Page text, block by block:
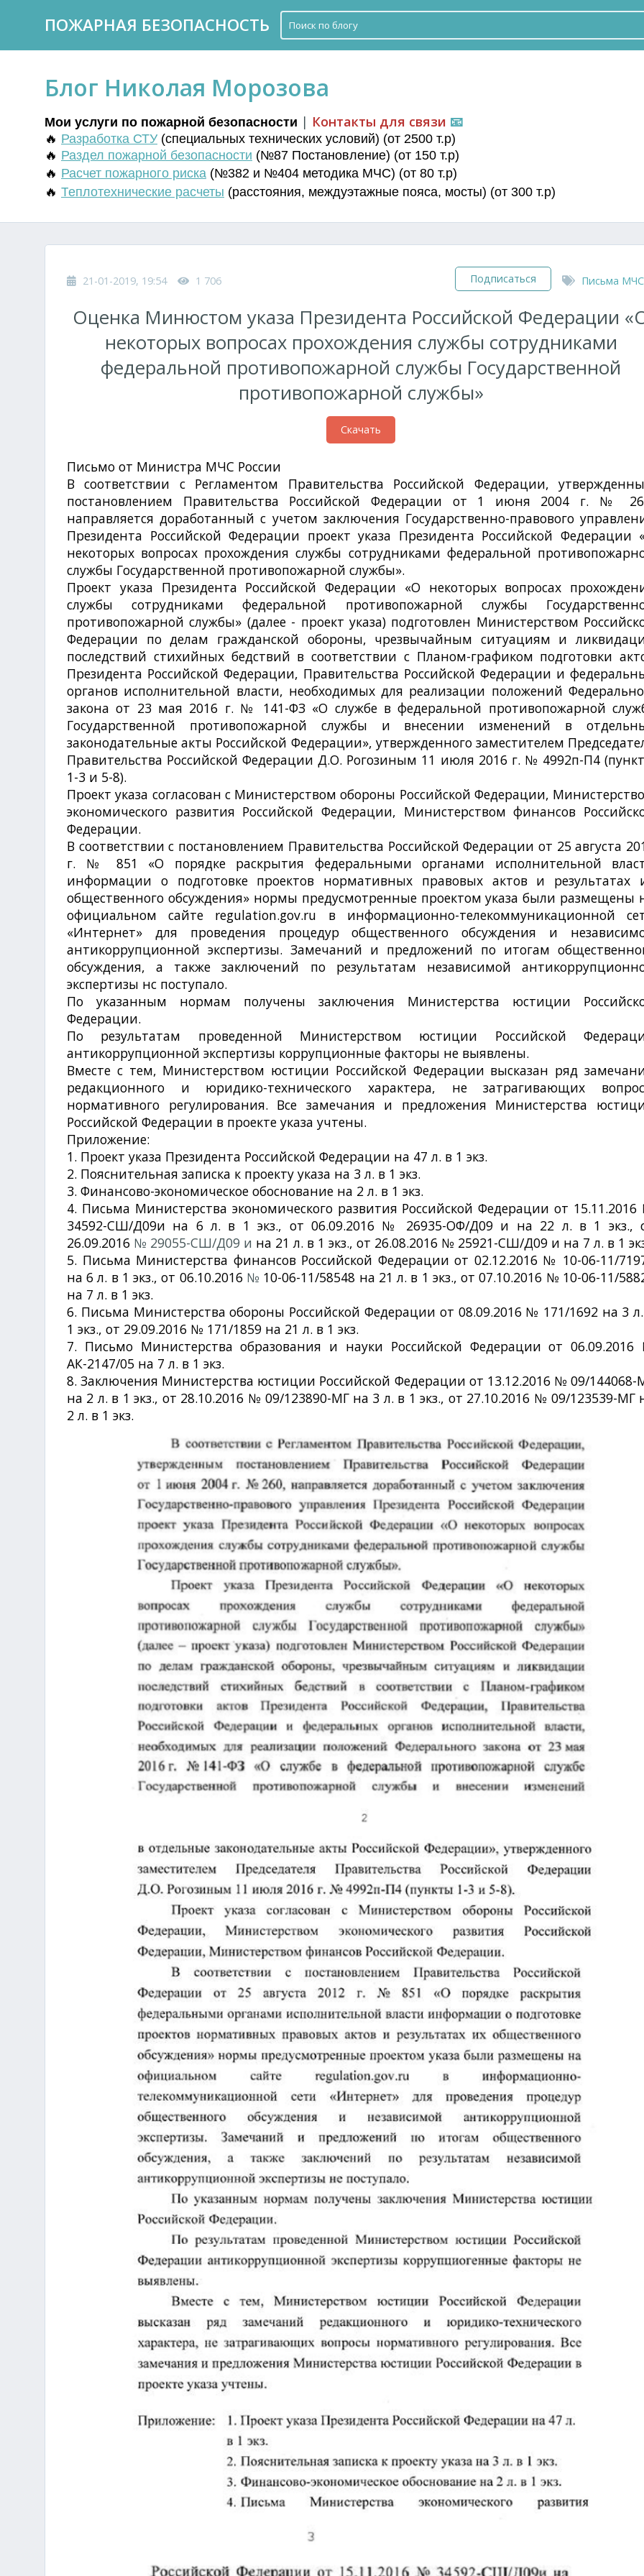
ПОЖАРНАЯ БЕЗОПАСНОСТЬ
Блог Николая Морозова
Мои услуги по пожарной безопасности | Контакты для связи 📧
🔥 Разработка СТУ (специальных технических условий) (от 2500 т.р)
🔥 Раздел пожарной безопасности (№87 Постановление) (от 150 т.р)
🔥 Расчет пожарного риска (№382 и №404 методика МЧС) (от 80 т.р)
🔥 Теплотехнические расчеты (расстояния, междуэтажные пояса, мосты) (от 300 т.р)
21-01-2019, 19:54 1 706 Подписаться Письма МЧС
Оценка Минюстом указа Президента Российской Федерации
некоторых вопросах прохождения службы сотрудниками
федеральной противопожарной службы Государственной
противопожарной службы»
Скачать
Письмо от Министра МЧС России
В соответствии с Регламентом Правительства Российской Федерации,
постановлением Правительства Российской Федерации от 1 июня 2004 г. №
направляется доработанный с учетом заключения Государственно-правового
Президента Российской Федерации проект указа Президента Российской Федерации
некоторых вопросах прохождения службы сотрудниками федеральной
службы Государственной противопожарной службы».
Проект указа Президента Российской Федерации «О некоторых вопросах
службы сотрудниками федеральной противопожарной службы
противопожарной службы» (далее - проект указа) подготовлен Министерством
Федерации по делам гражданской обороны, чрезвычайным ситуациям и
последствий стихийных бедствий в соответствии с Планом-графиком подготовки
Президента Российской Федерации, Правительства Российской Федерации и
органов исполнительной власти, необходимых для реализации положений
закона от 23 мая 2016 г. № 141-ФЗ «О службе в федеральной противопожарной
Государственной противопожарной службы и внесении изменений в
законодательные акты Российской Федерации», утвержденного заместителем
Правительства Российской Федерации Д.О. Рогозиным 11 июля 2016 г. № 4992п-П4
1-3 и 5-8).
Проект указа согласован с Министерством обороны Российской Федерации,
экономического развития Российской Федерации, Министерством финансов
Федерации.
В соответствии с постановлением Правительства Российской Федерации от 25 августа
г. № 851 «О порядке раскрытия федеральными органами исполнительной
информации о подготовке проектов нормативных правовых актов и результатах
общественного обсуждения» нормы предусмотренные проектом указа были размещены
официальном сайте regulation.gov.ru в информационно-телекоммуникационной
«Интернет» для проведения процедур общественного обсуждения и
антикоррупционной экспертизы. Замечаний и предложений по итогам
обсуждения, а также заключений по результатам независимой
экспертизы нс поступало.
По указанным нормам получены заключения Министерства юстиции
Федерации.
По результатам проведенной Министерством юстиции Российской
антикоррупционной экспертизы коррупционные факторы не выявлены.
Вместе с тем, Министерством юстиции Российской Федерации высказан ряд
редакционного и юридико-технического характера, не затрагивающих
нормативного регулирования. Все замечания и предложения Министерства
Российской Федерации в проекте указа учтены.
Приложение:
1. Проект указа Президента Российской Федерации на 47 л. в 1 экз.
2. Пояснительная записка к проекту указа на 3 л. в 1 экз.
3. Финансово-экономическое обоснование на 2 л. в 1 экз.
4. Письма Министерства экономического развития Российской Федерации от
34592-СШ/Д09и на 6 л. в 1 экз., от 06.09.2016 № 26935-ОФ/Д09 и на 22 л. в 1 экз.,
26.09.2016 № 29055-СШ/Д09 и на 21 л. в 1 экз., от 26.08.2016 № 25921-СШ/Д09 и на 7 л. в 1
5. Письма Министерства финансов Российской Федерации от 02.12.2016 № 10-06-11/
на 6 л. в 1 экз., от 06.10.2016 № 10-06-11/58548 на 21 л. в 1 экз., от 07.10.2016 № 10-06-11/
на 7 л. в 1 экз.
6. Письма Министерства обороны Российской Федерации от 08.09.2016 № 171/1692 на 3
1 экз., от 29.09.2016 № 171/1859 на 21 л. в 1 экз.
7. Письмо Министерства образования и науки Российской Федерации от
АК-2147/05 на 7 л. в 1 экз.
8. Заключения Министерства юстиции Российской Федерации от 13.12.2016 № 09/144068-
на 2 л. в 1 экз., от 28.10.2016 № 09/123890-МГ на 3 л. в 1 экз., от 27.10.2016 № 09/123539-МГ
2 л. в 1 экз.